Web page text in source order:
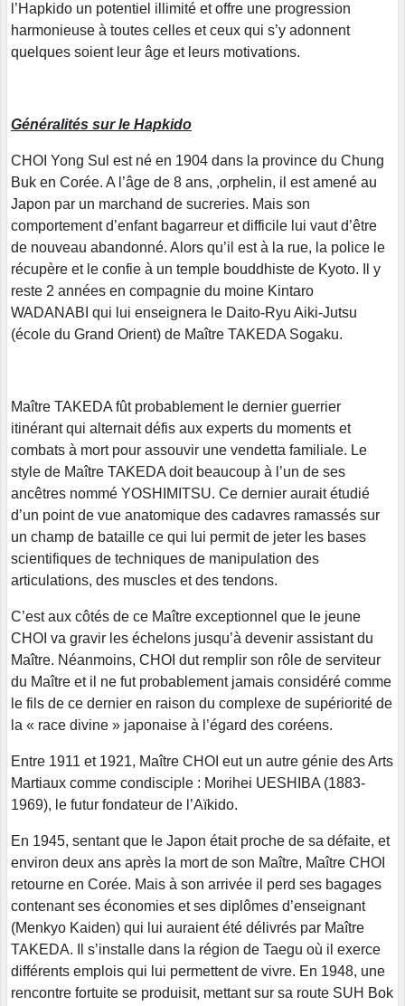
l’Hapkido un potentiel illimité et offre une progression
harmonieuse à toutes celles et ceux qui s’y adonnent
quelques soient leur âge et leurs motivations.
Généralités sur le Hapkido
CHOI Yong Sul est né en 1904 dans la province du Chung
Buk en Corée. A l’âge de 8 ans, ,orphelin, il est amené au
Japon par un marchand de sucreries. Mais son
comportement d’enfant bagarreur et difficile lui vaut d’être
de nouveau abandonné. Alors qu’il est à la rue, la police le
récupère et le confie à un temple bouddhiste de Kyoto. Il y
reste 2 années en compagnie du moine Kintaro
WADANABI qui lui enseignera le Daito-Ryu Aiki-Jutsu
(école du Grand Orient) de Maître TAKEDA Sogaku.
Maître TAKEDA fût probablement le dernier guerrier
itinérant qui alternait défis aux experts du moments et
combats à mort pour assouvir une vendetta familiale. Le
style de Maître TAKEDA doit beaucoup à l’un de ses
ancêtres nommé YOSHIMITSU. Ce dernier aurait étudié
d’un point de vue anatomique des cadavres ramassés sur
un champ de bataille ce qui lui permit de jeter les bases
scientifiques de techniques de manipulation des
articulations, des muscles et des tendons.
C’est aux côtés de ce Maître exceptionnel que le jeune
CHOI va gravir les échelons jusqu’à devenir assistant du
Maître. Néanmoins, CHOI dut remplir son rôle de serviteur
du Maître et il ne fut probablement jamais considéré comme
le fils de ce dernier en raison du complexe de supériorité de
la « race divine » japonaise à l’égard des coréens.
Entre 1911 et 1921, Maître CHOI eut un autre génie des Arts
Martiaux comme condisciple : Morihei UESHIBA (1883-
1969), le futur fondateur de l’Aïkido.
En 1945, sentant que le Japon était proche de sa défaite, et
environ deux ans après la mort de son Maître, Maître CHOI
retourne en Corée. Mais à son arrivée il perd ses bagages
contenant ses économies et ses diplômes d’enseignant
(Menkyo Kaiden) qui lui auraient été délivrés par Maître
TAKEDA. Il s’installe dans la région de Taegu où il exerce
différents emplois qui lui permettent de vivre. En 1948, une
rencontre fortuite se produisit, mettant sur sa route SUH Bok